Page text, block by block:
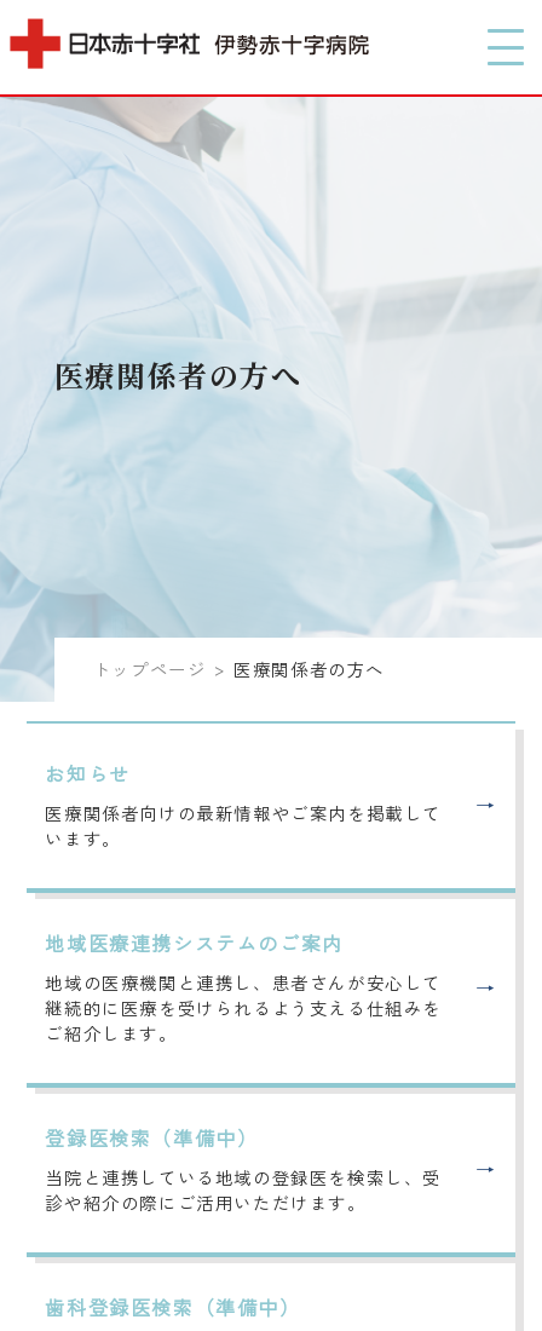
MENU
0596-28-2171
MENU
0596-28-2171
医療関係者の方へ
トップページ > 医療関係者の方へ
お知らせ
医療関係者向けの最新情報やご案内を掲載して
います。
地域医療連携システムのご案内
地域の医療機関と連携し、患者さんが安心して
継続的に医療を受けられるよう支える仕組みを
ご紹介します。
登録医検索（準備中）
当院と連携している地域の登録医を検索し、受
診や紹介の際にご活用いただけます。
歯科登録医検索（準備中）